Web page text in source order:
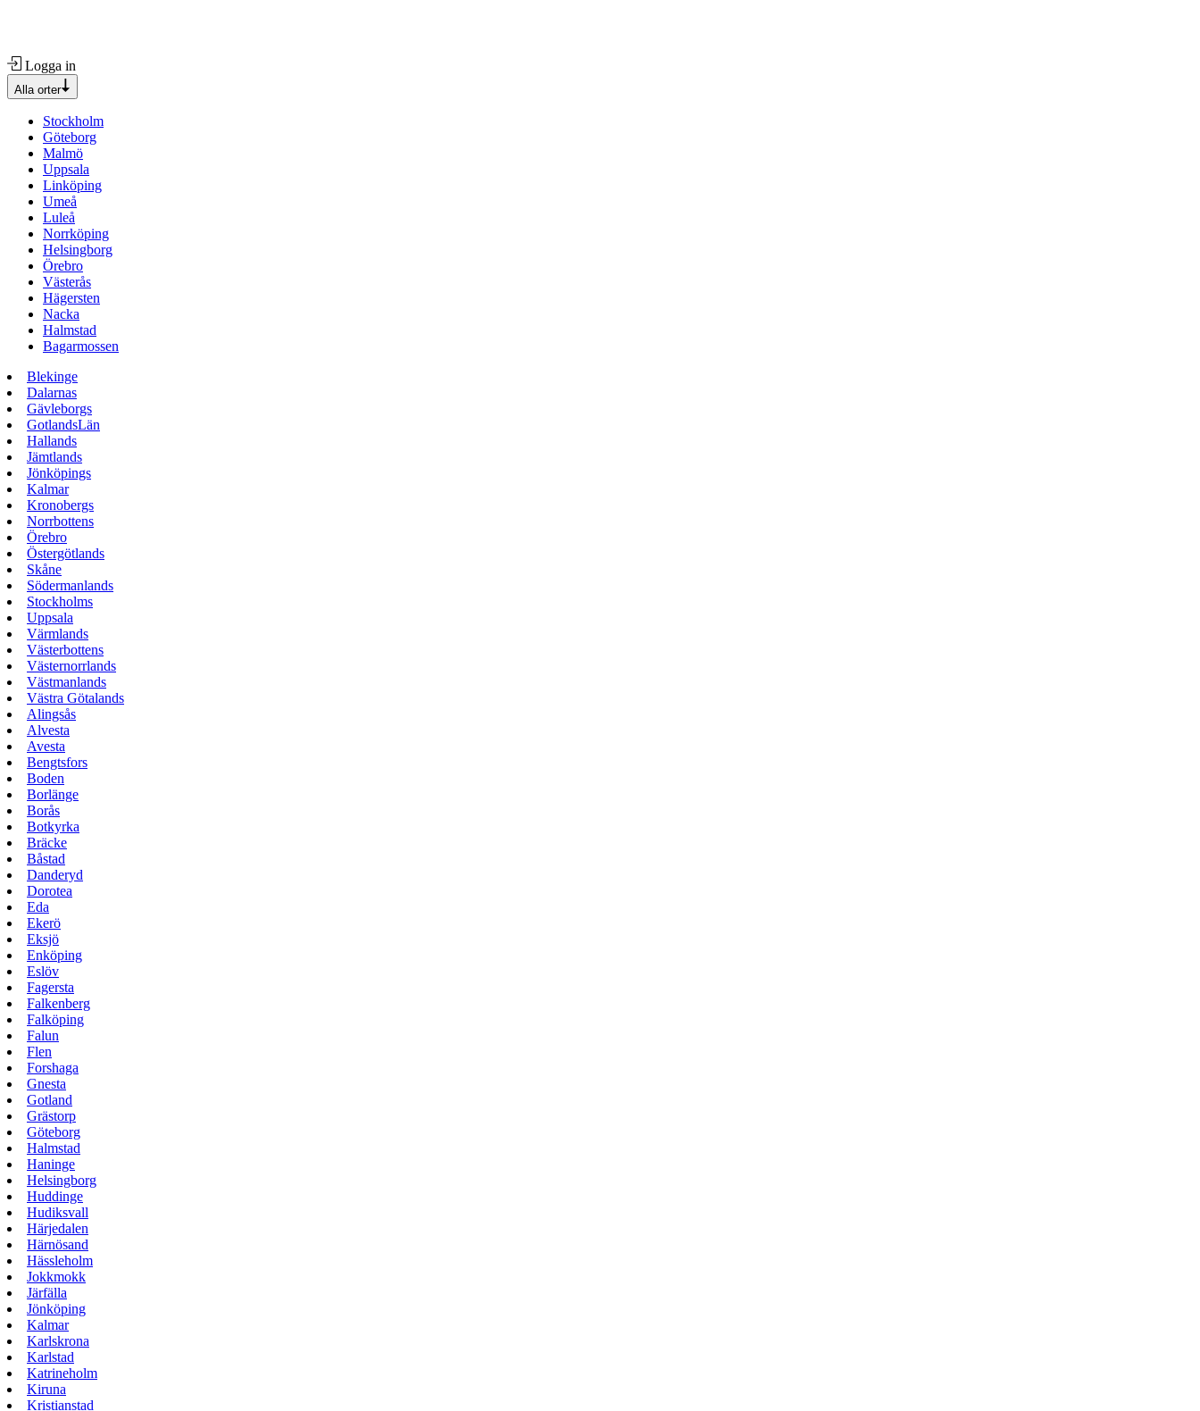
Logga in
Alla orter
Stockholm
Göteborg
Malmö
Uppsala
Linköping
Umeå
Luleå
Norrköping
Helsingborg
Örebro
Västerås
Hägersten
Nacka
Halmstad
Bagarmossen
Blekinge
Dalarnas
Gävleborgs
GotlandsLän
Hallands
Jämtlands
Jönköpings
Kalmar
Kronobergs
Norrbottens
Örebro
Östergötlands
Skåne
Södermanlands
Stockholms
Uppsala
Värmlands
Västerbottens
Västernorrlands
Västmanlands
Västra Götalands
Alingsås
Alvesta
Avesta
Bengtsfors
Boden
Borlänge
Borås
Botkyrka
Bräcke
Båstad
Danderyd
Dorotea
Eda
Ekerö
Eksjö
Enköping
Eslöv
Fagersta
Falkenberg
Falköping
Falun
Flen
Forshaga
Gnesta
Gotland
Grästorp
Göteborg
Halmstad
Haninge
Helsingborg
Huddinge
Hudiksvall
Härjedalen
Härnösand
Hässleholm
Jokkmokk
Järfälla
Jönköping
Kalmar
Karlskrona
Karlstad
Katrineholm
Kiruna
Kristianstad